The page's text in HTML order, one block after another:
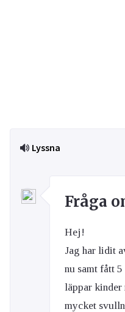
Lyssna
Fråga
Hej!
Jag har lidit
nu samt fått
läppar
mycket